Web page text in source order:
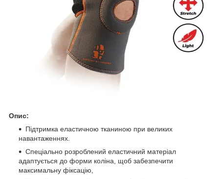
Опис:
Підтримка еластичною тканиною при великих
навантаженнях.
Спеціально розроблений еластичний матеріал
адаптується до форми коліна, щоб забезпечити
максимальну фіксацію,